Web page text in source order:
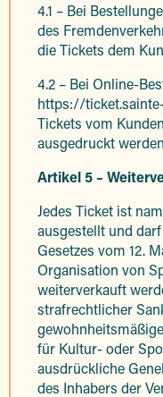
4.1 – Bei
des
die Tickets dem
4.2 – Bei Online-
https://
Tickets vom
ausgedruckt
Artikel 5 –
Jedes Ticket ist
ausgestellt und
Gesetzes vom 12.
Organisation von
weiterverkauft
strafrechtlicher
für Kultur- oder
ausdrückliche
des Inhabers der